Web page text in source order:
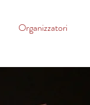
Organizzatori